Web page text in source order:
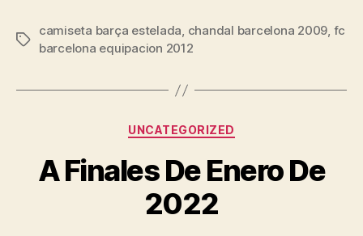
Etiquetas
camiseta barça estelada, chandal barcelona 2009, fc
barcelona equipacion 2012
Categorías
UNCATEGORIZED
A Finales De Enero De
2022